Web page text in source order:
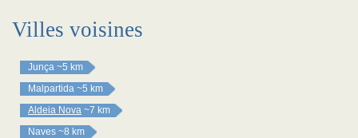
Villes voisines
Junça ~5 km
Malpartida ~5 km
Aldeia Nova ~7 km
Naves ~8 km